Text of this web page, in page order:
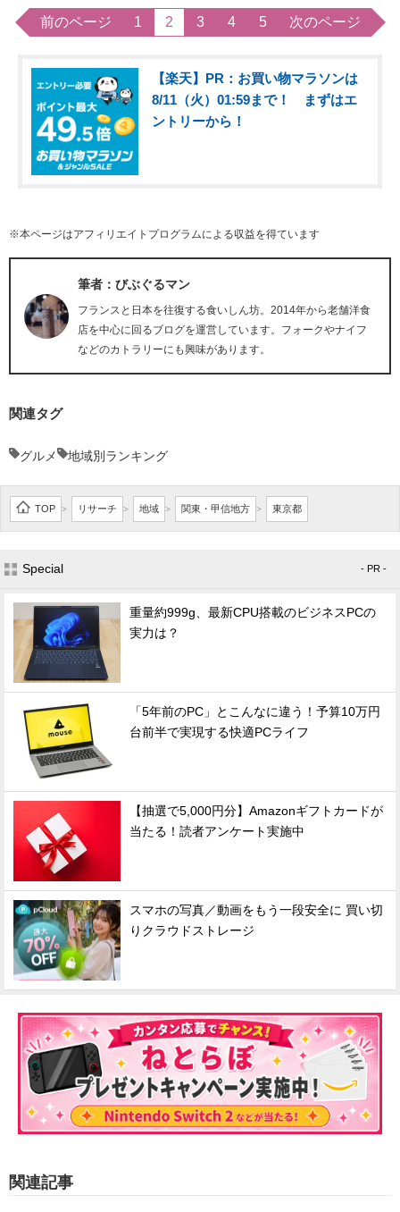
前のページ 1 2 3 4 5 次のページ
【楽天】PR：お買い物マラソンは
8/11（火）01:59まで！ まずはエ
ントリーから！
※本ページはアフィリエイトプログラムによる収益を得ています
筆者：びぶぐるマン
フランスと日本を往復する食いしん坊。2014年から老舗洋食
店を中心に回るブログを運営しています。フォークやナイフ
などのカトラリーにも興味があります。
関連タグ
グルメ 地域別ランキング
TOP > リサーチ > 地域 > 関東・甲信地方 > 東京都
Special - PR -
重量約999g、最新CPU搭載のビジネスPCの
実力は？
「5年前のPC」とこんなに違う！予算10万円
台前半で実現する快適PCライフ
【抽選で5,000円分】Amazonギフトカードが
当たる！読者アンケート実施中
スマホの写真／動画をもう一段安全に 買い切
りクラウドストレージ
関連記事